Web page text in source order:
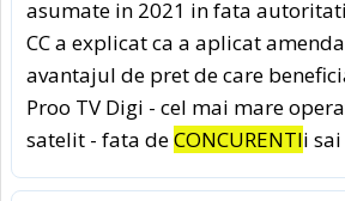
asumate in 2021 in fata
CC a explicat ca a aplicat
avantajul de pret de care
Proo TV Digi - cel mai mare
satelit - fata deCONCURENTIi sai